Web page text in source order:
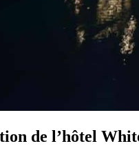
de l’hôtel